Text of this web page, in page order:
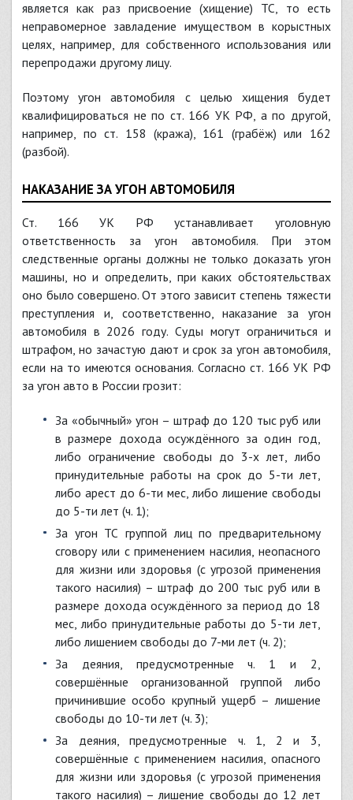
является как раз присвоение (хищение) ТС, то есть
неправомерное завладение имуществом в корыстных
целях, например, для собственного использования или
перепродажи другому лицу.
Поэтому угон автомобиля с целью хищения будет
квалифицироваться не по ст. 166 УК РФ, а по другой,
например, по ст. 158 (кража), 161 (грабёж) или 162
(разбой).
НАКАЗАНИЕ ЗА УГОН АВТОМОБИЛЯ
Ст. 166 УК РФ устанавливает уголовную
ответственность за угон автомобиля. При этом
следственные органы должны не только доказать угон
машины, но и определить, при каких обстоятельствах
оно было совершено. От этого зависит степень тяжести
преступления и, соответственно, наказание за угон
автомобиля в 2026 году. Суды могут ограничиться и
штрафом, но зачастую дают и срок за угон автомобиля,
если на то имеются основания. Согласно ст. 166 УК РФ
за угон авто в России грозит:
за «обычный» угон – штраф до 120 тыс руб или
в размере дохода осуждённого за один год,
либо ограничение свободы до 3-х лет, либо
принудительные работы на срок до 5-ти лет,
либо арест до 6-ти мес, либо лишение свободы
до 5-ти лет (ч. 1);
за угон ТС группой лиц по предварительному
сговору или с применением насилия, неопасного
для жизни или здоровья (с угрозой применения
такого насилия) – штраф до 200 тыс руб или в
размере дохода осуждённого за период до 18
мес, либо принудительные работы до 5-ти лет,
либо лишением свободы до 7-ми лет (ч. 2);
за деяния, предусмотренные ч. 1 и 2,
совершённые организованной группой либо
причинившие особо крупный ущерб – лишение
свободы до 10-ти лет (ч. 3);
за деяния, предусмотренные ч. 1, 2 и 3,
совершённые с применением насилия, опасного
для жизни или здоровья (с угрозой применения
такого насилия) – лишение свободы до 12 лет